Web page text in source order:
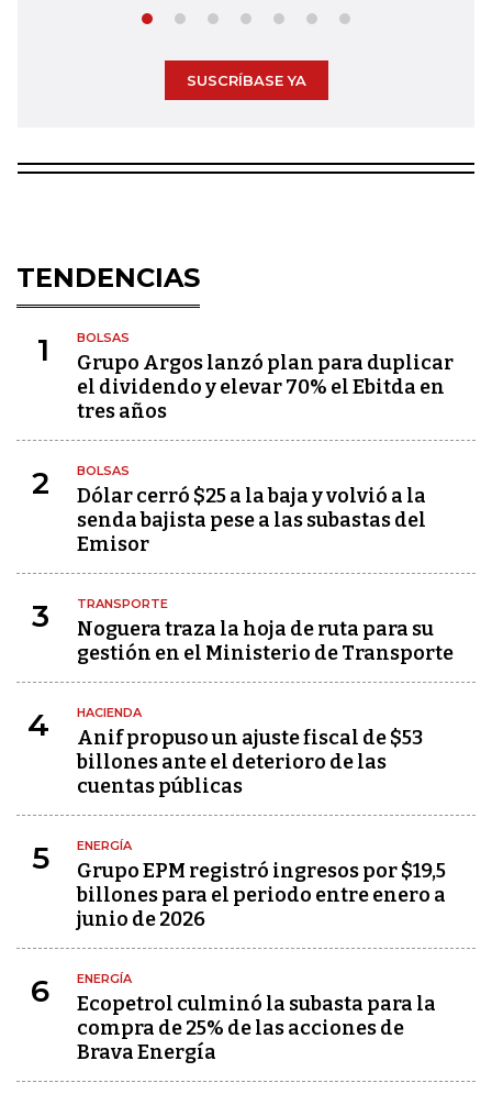
SUSCRÍBASE YA
TENDENCIAS
1 BOLSAS
Grupo Argos lanzó plan para duplicar
el dividendo y elevar 70% el Ebitda en
tres años
2 BOLSAS
Dólar cerró $25 a la baja y volvió a la
senda bajista pese a las subastas del
Emisor
3 TRANSPORTE
Noguera traza la hoja de ruta para su
gestión en el Ministerio de Transporte
4 HACIENDA
Anif propuso un ajuste fiscal de $53
billones ante el deterioro de las
cuentas públicas
5 ENERGÍA
Grupo EPM registró ingresos por $19,5
billones para el periodo entre enero a
junio de 2026
6 ENERGÍA
Ecopetrol culminó la subasta para la
compra de 25% de las acciones de
Brava Energía